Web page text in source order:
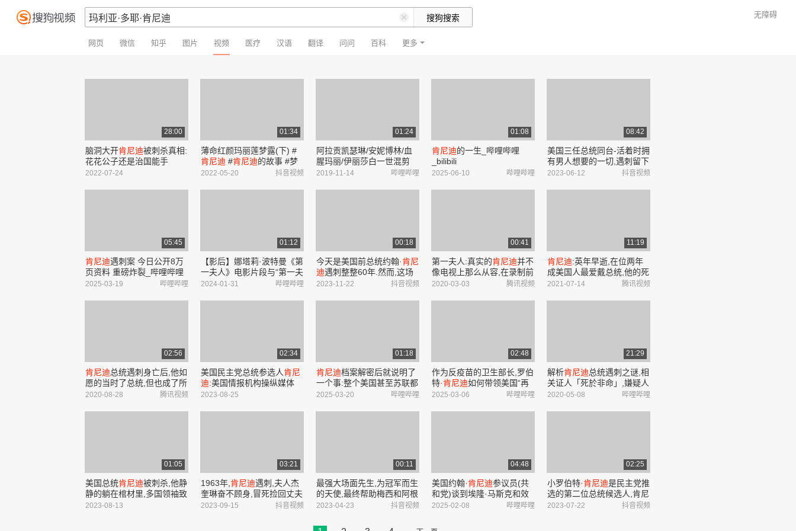
网页 微信 知乎 图片 视频 医疗 汉语 翻译 问问 百科 更多
无障碍
28:00
脑洞大开肯尼迪被刺杀真相:
花花公子还是治国能手
2022-07-24
01:34
薄命红颜玛丽莲梦露(下) #
肯尼迪 #肯尼迪的故事 #梦
露 #好莱坞 #白宫 #美国总
抖音视频
2022-05-20
01:24
阿拉贡凯瑟琳/安妮博林/血
腥玛丽/伊丽莎白一世混剪
·Mother's daughter_哔哩哔
哔哩哔哩
2019-11-14
01:08
肯尼迪的一生_哔哩哔哩
_bilibili
哔哩哔哩
2025-06-10
08:42
美国三任总统同台-活着时拥
有男人想要的一切,遇刺留下
世纪谜团!美国总统
肯尼迪#
抖音视频
2023-06-12
05:45
肯尼迪遇刺案 今日公开8万
页资料 重磅炸裂_哔哩哔哩
_bilibili
哔哩哔哩
2025-03-19
01:12
【影后】娜塔莉·波特曼《第
一夫人》电影片段与“第一夫
人”杰奎琳
真人采访
哔哩哔哩
2024-01-31
00:18
今天是美国前总统约翰·肯尼
迪遇刺整整60年.然而,这场
谋杀案的真相至今仍然是个
抖音视频
2023-11-22
00:41
第一夫人:真实的肯尼迪并不
像电视上那么从容,在录制前
她是紧张的
腾讯视频
2020-03-03
11:19
肯尼迪:英年早逝,在位两年
成美国人最爱戴总统,他的死
至今是谜
腾讯视频
2021-07-14
02:56
肯尼迪总统遇刺身亡后,他如
愿的当时了总统,但也成了所
有人的怀疑对象!
腾讯视频
2020-08-28
02:34
美国民主党总统参选人肯尼
迪:美国情报机构操纵媒体
洗脑美国人民
2023-08-25
01:18
肯尼迪档案解密后就说明了
一个事:整个美国甚至苏联都
知道肯尼迪
要被刺杀了,只有
哔哩哔哩
2025-03-20
02:48
作为反疫苗的卫生部长,罗伯
特·肯尼迪如何带领美国“再
次健康”?_哔哩哔哩_bilibili
哔哩哔哩
2025-03-06
21:29
解析肯尼迪总统遇刺之谜,相
关证人「死於非命」,嫌疑人
当众被枪杀,官方10个月的调
哔哩哔哩
2020-05-08
01:05
美国总统肯尼迪被刺杀,他静
静的躺在棺材里,多国领袖致
哀
2023-08-13
03:21
1963年, 肯尼迪遇刺,夫人杰
奎琳奋不顾身,冒死捡回丈夫
头盖骨!#历史故事 #
肯尼迪
抖音视频
2023-09-15
00:11
最强大场面先生,为冠军而生
的天使,最终帮助梅西和阿根
廷圆梦卡塔尔!#梅西 #阿根
球 #dou来足球季
抖音视频
2023-04-23
04:48
美国约翰·肯尼迪参议员(共
和党)谈到埃隆·马斯克和效
率部揭露美国国际开发署
哔哩哔哩
2025-02-08
02:25
小罗伯特·肯尼迪是民主党推
选的第二位总统候选人,肯尼
迪表示,美国无视俄方警告,
抖音视频
2023-07-22